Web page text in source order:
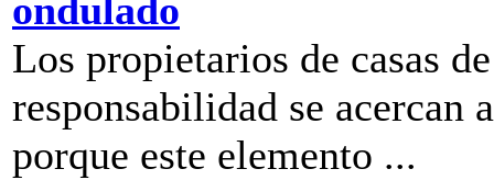
ondulado
Los propietarios de casas
responsabilidad se acercan
porque este elemento ...